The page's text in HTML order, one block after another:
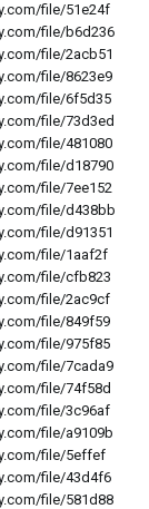
file/51e24f
file/b6d236
file/2acb51
file/8623e9
file/6f5d35
file/73d3ed
file/481080
file/d18790
file/7ee152
file/d438bb
file/d91351
file/1aaf2f
file/cfb823
file/2ac9cf
file/849f59
file/975f85
file/7cada9
file/74f58d
file/3c96af
file/a9109b
file/5effef
file/43d4f6
file/581d88